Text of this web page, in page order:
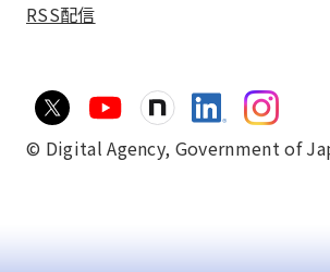
RSS配信
© Digital Agency, Government of